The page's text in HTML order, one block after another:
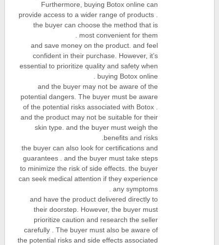
Furthermore, buying Botox online can
provide access to a wider range of products .
the buyer can choose the method that is
most convenient for them .
and save money on the product. and feel
confident in their purchase. However, it’s
essential to prioritize quality and safety when
buying Botox online .
and the buyer may not be aware of the
potential dangers. The buyer must be aware
of the potential risks associated with Botox .
and the product may not be suitable for their
skin type. and the buyer must weigh the
benefits and risks.
the buyer can also look for certifications and
guarantees . and the buyer must take steps
to minimize the risk of side effects. the buyer
can seek medical attention if they experience
any symptoms .
and have the product delivered directly to
their doorstep. However, the buyer must
prioritize caution and research the seller
carefully . The buyer must also be aware of
the potential risks and side effects associated